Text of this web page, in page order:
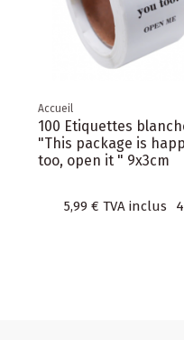
Accueil
100 Etiquettes
"This package is
too, open it " 9x3cm
5,99 € TVA inclus